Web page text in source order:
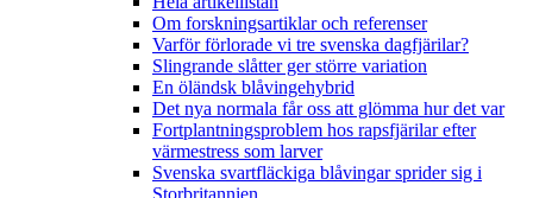
Om forskningsartiklar och referenser
Varför förlorade vi tre svenska dagfjärilar?
Slingrande slåtter ger större variation
En öländsk blåvingehybrid
Det nya normala får oss att glömma hur det var
Fortplantningsproblem hos rapsfjärilar efter
värmestress som larver
Svenska svartfläckiga blåvingar sprider sig i
Storbritannien